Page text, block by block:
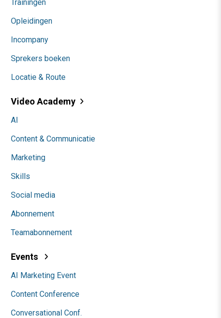
Trainingen
Opleidingen
Incompany
Sprekers boeken
Locatie & Route
Video Academy
AI
Content & Communicatie
Marketing
Skills
Social media
Abonnement
Teamabonnement
Events
AI Marketing Event
Content Conference
Conversational Conf.